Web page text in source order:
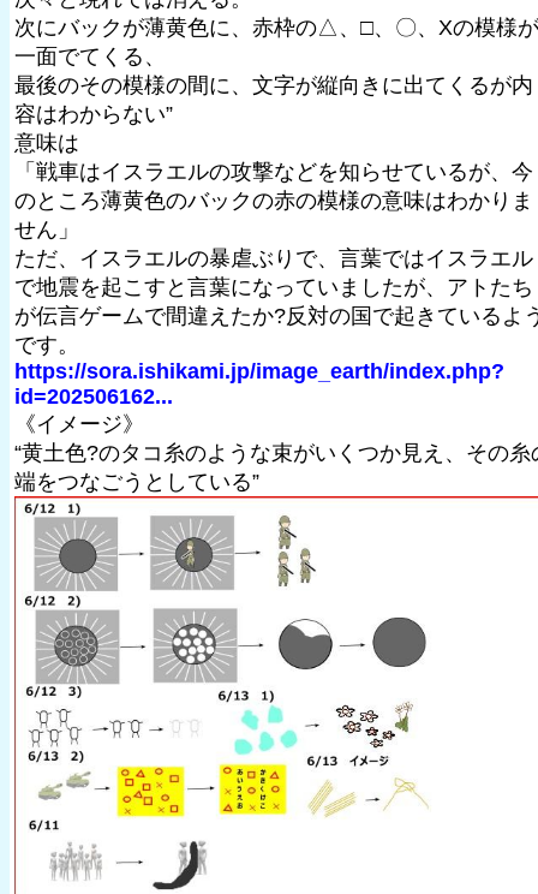
次にバックが薄黄色に、赤枠の△、□、〇、Xの模様が
一面でてくる、
最後のその模様の間に、文字が縦向きに出てくるが内
容はわからない”
意味は
「戦車はイスラエルの攻撃などを知らせているが、今
のところ薄黄色のバックの赤の模様の意味はわかりま
せん」
ただ、イスラエルの暴虐ぶりで、言葉ではイスラエル
で地震を起こすと言葉になっていましたが、アトたち
が伝言ゲームで間違えたか?反対の国で起きているよ
です。
https://sora.ishikami.jp/image_earth/index.php?
id=202506162...
《イメージ》
“黄土色?のタコ糸のような束がいくつか見え、その糸
端をつなごうとしている”